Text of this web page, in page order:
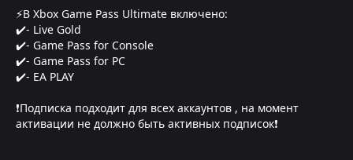
⚡В Xbox Game Pass Ultimate включено:
✔️- Live Gold
✔️- Game Pass for Console
✔️- Game Pass for PC
✔️- EA PLAY
❗Подписка подходит для всех аккаунтов , на момент
активации не должно быть активных подписок❗